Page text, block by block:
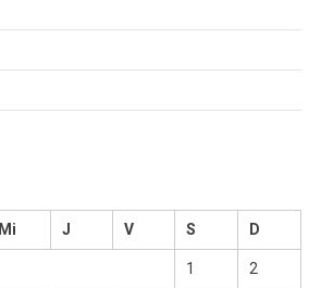
Mi J V S D
1 2